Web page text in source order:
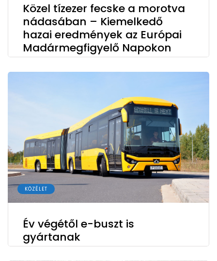
Közel tízezer fecske a morotva
nádasában – Kiemelkedő
hazai eredmények az Európai
Madármegfigyelő Napokon
KÖZÉLET
Év végétől e-buszt is
gyártanak